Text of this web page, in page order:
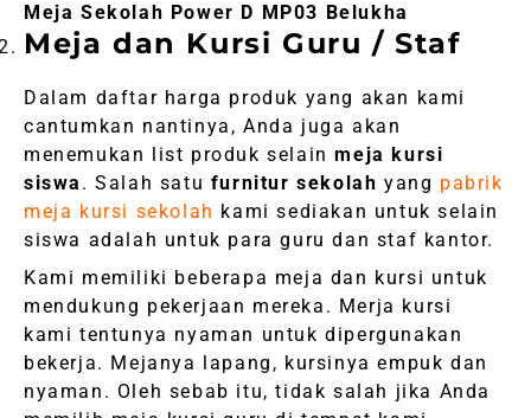
Meja Sekolah Power D MP03 Belukha
Meja dan Kursi Guru / Staf
Dalam daftar harga produk yang akan kami
cantumkan nantinya, Anda juga akan
menemukan list produk selainmeja kursi
siswa . Salah satu furnitur sekolah yang pabrik
meja kursi sekolah kami sediakan untuk selain
siswa adalah untuk para guru dan staf kantor.
Kami memiliki beberapa meja dan kursi untuk
mendukung pekerjaan mereka. Merja kursi
kami tentunya nyaman untuk dipergunakan
bekerja. Mejanya lapang, kursinya empuk dan
nyaman. Oleh sebab itu, tidak salah jika Anda